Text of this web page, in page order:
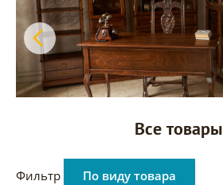
Все товары
Фильтр По виду товара